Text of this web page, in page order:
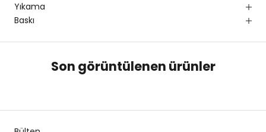
Yıkama
Baskı
Son görüntülenen ürünler